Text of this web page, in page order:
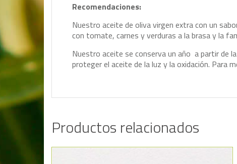
Recomendaciones:
Nuestro aceite de oliva virgen extra con un
con tomate, carnes y verduras a la brasa y la
Nuestro aceite se conserva un año a partir de
proteger el aceite de la luz y la oxidación. Para
Productos relacionados